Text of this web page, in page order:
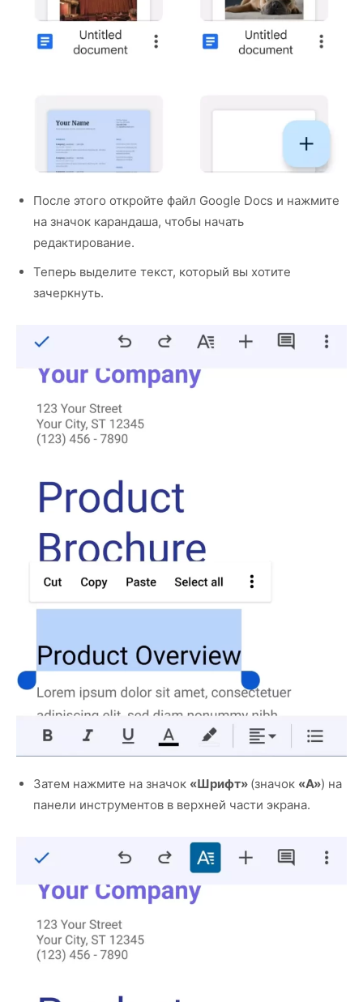
После этого откройте файл Google Docs и нажмите
на значок карандаша, чтобы начать
редактирование.
Теперь выделите текст, который вы хотите
зачеркнуть.
Затем нажмите на значок «Шрифт» (значок «A») на
панели инструментов в верхней части экрана.